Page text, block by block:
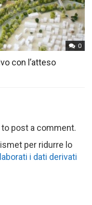
0
con l’atteso
to post a comment.
per ridurre lo
i dati derivati